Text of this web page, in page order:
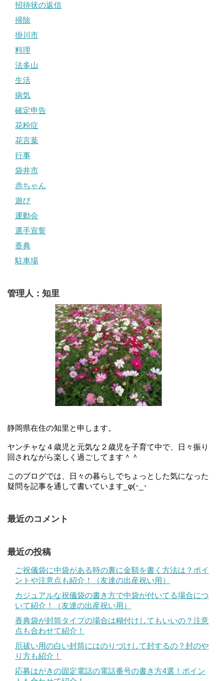
招待状の返信
掃除
掛川市
料理
法多山
生活
病気
確定申告
花粉症
花言葉
行事
袋井市
赤ちゃん
遊び
運動会
選手宣誓
香典
駐車場
管理人：知里
静岡県在住の知里と申します。
ヤンチャな４歳児と元気な２歳児を子育て中で、日々振り
回されながら楽しく過ごしてます＾＾
このブログでは、日々の暮らしでちょっとした気になった
疑問を記事を通して書いています_φ(･_･
最近のコメント
最近の投稿
ご祝儀袋に中袋がある時の裏に金額を書く方法は？ポイ
ントや注意点も紹介！（友達の出産祝い用）
カジュアルな祝儀袋の書き方で中袋が付いてる場合につ
いて紹介！（友達の出産祝い用）
香典袋が封筒タイプの場合は糊付けしてもいいの？注意
点も合わせて紹介！
厄祓い用の白い封筒にはのりづけして封するの？封のや
り方も紹介！
応募はがきの固定電話の電話番号の書き方4選！ポイン